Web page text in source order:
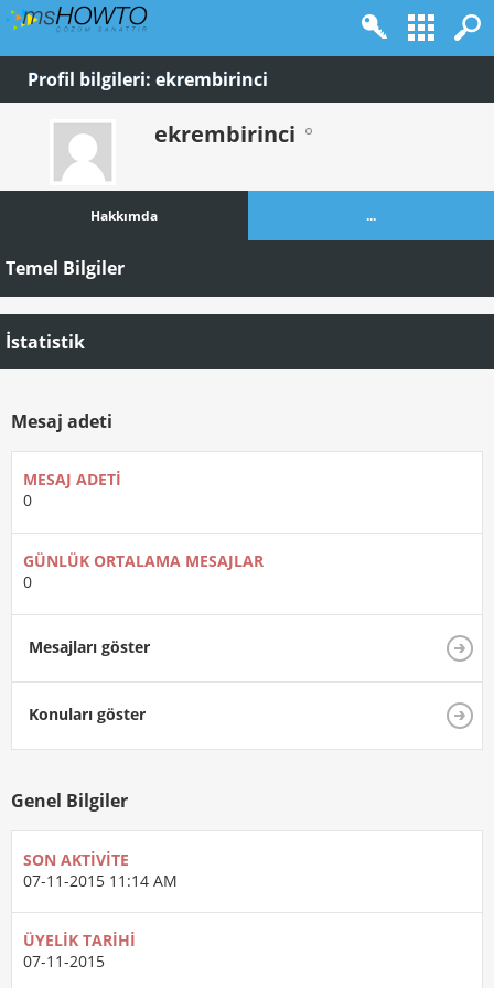
Profil bilgileri: ekrembirinci
ekrembirinci
Hakkımda ...
Temel Bilgiler
İstatistik
Mesaj adeti
MESAJ ADETI
0
GÜNLÜK ORTALAMA MESAJLAR
0
Mesajları göster
Konuları göster
Genel Bilgiler
SON AKTIVITE
07-11-2015 11:14 AM
ÜYELIK TARIHI
07-11-2015